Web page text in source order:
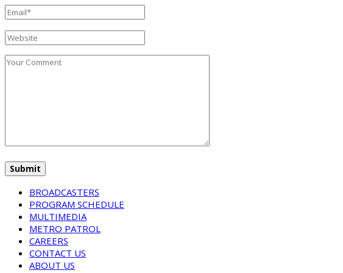
BROADCASTERS
PROGRAM SCHEDULE
MULTIMEDIA
METRO PATROL
CAREERS
CONTACT US
ABOUT US